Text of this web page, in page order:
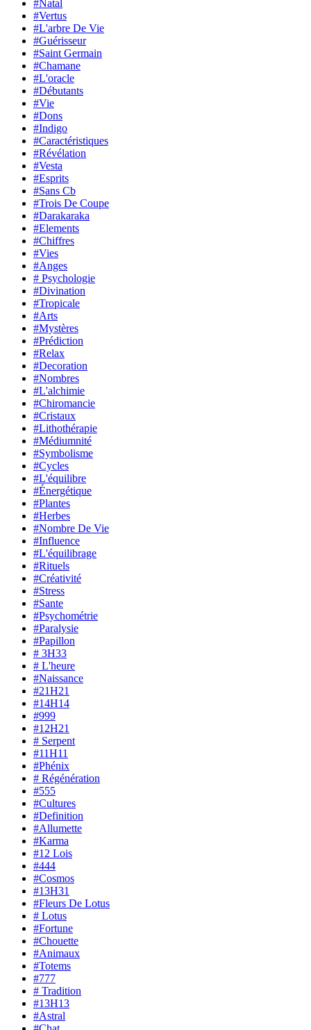
#Natal
#Vertus
#L'arbre De Vie
#Guérisseur
#Saint Germain
#Chamane
#L'oracle
#Débutants
#Vie
#Dons
#Indigo
#Caractéristiques
#Révélation
#Vesta
#Esprits
#Sans Cb
#Trois De Coupe
#Darakaraka
#Elements
#Chiffres
#Vies
#Anges
# Psychologie
#Divination
#Tropicale
#Arts
#Mystères
#Prédiction
#Relax
#Decoration
#Nombres
#L'alchimie
#Chiromancie
#Cristaux
#Lithothérapie
#Médiumnité
#Symbolisme
#Cycles
#L'équilibre
#Énergétique
#Plantes
#Herbes
#Nombre De Vie
#Influence
#L'équilibrage
#Rituels
#Créativité
#Stress
#Sante
#Psychométrie
#Paralysie
#Papillon
# 3H33
# L'heure
#Naissance
#21H21
#14H14
#999
#12H21
# Serpent
#11H11
#Phénix
# Régénération
#555
#Cultures
#Definition
#Allumette
#Karma
#12 Lois
#444
#Cosmos
#13H31
#Fleurs De Lotus
# Lotus
#Fortune
#Chouette
#Animaux
#Totems
#777
# Tradition
#13H13
#Astral